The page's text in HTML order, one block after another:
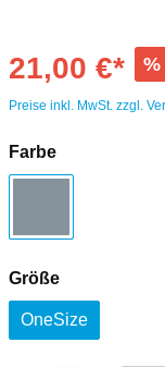
21,00 €* %
Preise inkl. MwSt. zzgl.
Farbe
Größe
OneSize